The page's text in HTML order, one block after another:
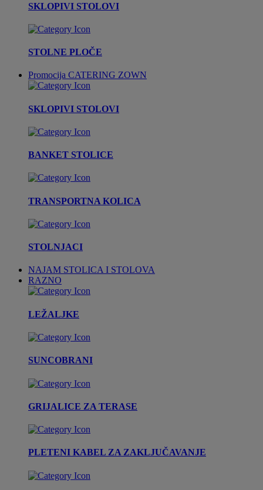
SKLOPIVI STOLOVI
STOLNE PLOČE
Promocija CATERING ZOWN
SKLOPIVI STOLOVI
BANKET STOLICE
TRANSPORTNA KOLICA
STOLNJACI
NAJAM STOLICA I STOLOVA
RAZNO
LEŽALJKE
SUNCOBRANI
GRIJALICE ZA TERASE
PLETENI KABEL ZA ZAKLJUČAVANJE